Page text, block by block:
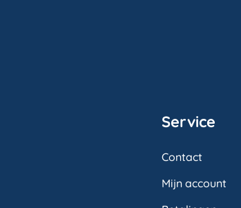
Service
Contact
Mijn account